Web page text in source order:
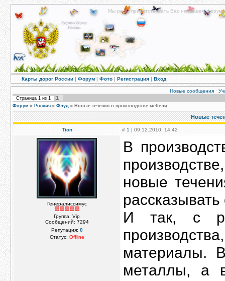
Мы рады приветствовать Вас на нашем
Карты дорог России | Форум | Фото | Регистрация | Вход
Новые сообщения·
Страница 1 из 1 1
Форум » Россия » Флуд » Новые течения в производстве мебели.
Новые
Tion # 1 | 09.12.2010, 14:42
Генералиссимус
Группа: Vip
Сообщений: 7294
Репутация: 0
Статус: Offline
В
новые
И так, с
материалы.
металлы, а